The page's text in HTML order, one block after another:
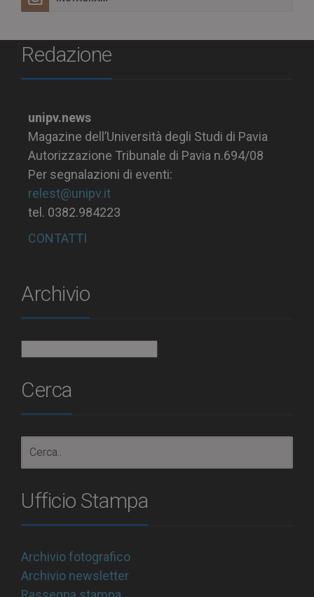
Redazione
unipv.news
Magazine dell’Università degli Studi di Pavia
Autorizzazione Tribunale di Pavia n.694/08
Per segnalazioni di eventi:
relest@unipv.it
tel. 0382.984223
CONTATTI
Archivio
Cerca
Ufficio Stampa
Archivio fotografico
Archivio newsletter